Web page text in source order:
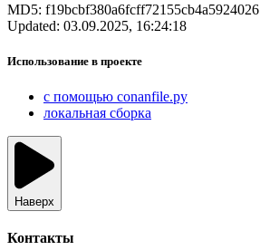
MD5: f19bcbf380a6fcff72155cb4a5924026
Updated: 03.09.2025, 16:24:18
Использование в проекте
с помощью conanfile.py
локальная сборка
Наверх
Контакты